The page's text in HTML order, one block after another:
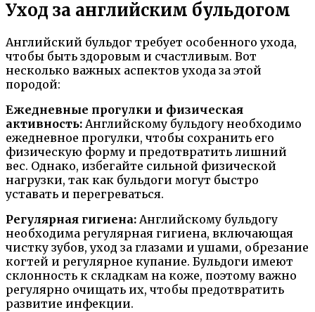
Уход за английским бульдогом
Английский бульдог требует особенного ухода,
чтобы быть здоровым и счастливым. Вот
несколько важных аспектов ухода за этой
породой:
Ежедневные прогулки и физическая
активность: Английскому бульдогу необходимо
ежедневное прогулки, чтобы сохранить его
физическую форму и предотвратить лишний
вес. Однако, избегайте сильной физической
нагрузки, так как бульдоги могут быстро
уставать и перегреваться.
Регулярная гигиена: Английскому бульдогу
необходима регулярная гигиена, включающая
чистку зубов, уход за глазами и ушами, обрезание
когтей и регулярное купание. Бульдоги имеют
склонность к складкам на коже, поэтому важно
регулярно очищать их, чтобы предотвратить
развитие инфекции.